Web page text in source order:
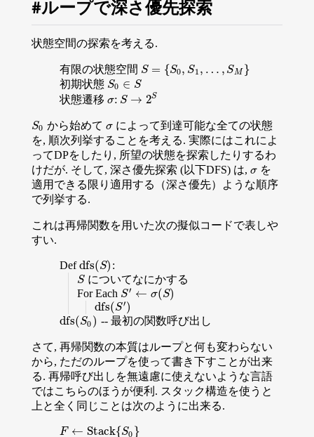
ループで深さ優先探索
状態空間の探索を考える.
有限の状態空間 S = {S0, S1 , … , SM }
S={S0,S1 ,… ,S M}
初期状態 S0 ∈ S
S0 ∈S
状態遷移 σ: S → 2S
σ:S→2S
S0
S0 から始めて σ
σ によって到達可能な全ての状態
を, 順次列挙することを考える. 実際にはこれによ
ってDPをしたり, 所望の状態を探索したりするわ
けだが. そして, 深さ優先探索 (以下DFS) は, σ
σ を
適用できる限り適用する（深さ優先）ような順序
で列挙する.
これは再帰関数を用いた次の擬似コードで表しや
すい.
Defdfs(S)
dfs(S) :
S
S についてなにかする
For Each S′ ← σ(S)
S′←σ S)
dfs(S′)
dfs(S′)
dfs(S0 )
dfs(S0) -- 最初の関数呼び出し
さて, 再帰関数の本質はループと何も変わらない
から, ただのループを使って書き下すことが出来
る. 再帰呼び出しを無遠慮に使えないような言語
ではこちらのほうが便利. スタック構造を使うと
上と全く同じことは次のように出来る.
F ← Stack{S0 }
F←S ack{S0}